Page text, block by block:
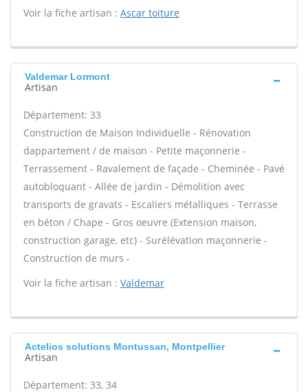
Voir la fiche artisan : Ascar toiture
Valdemar Lormont
Artisan
Département: 33
Construction de Maison Individuelle - Rénovation
dappartement / de maison - Petite maçonnerie -
Terrassement - Ravalement de façade - Cheminée - Pavé
autobloquant - Allée de jardin - Démolition avec
transports de gravats - Escaliers métalliques - Terrasse
en béton / Chape - Gros oeuvre (Extension maison,
construction garage, etc) - Surélévation maçonnerie -
Construction de murs -
Voir la fiche artisan : Valdemar
Actelios solutions Montussan, Montpellier
Artisan
Département: 33, 34